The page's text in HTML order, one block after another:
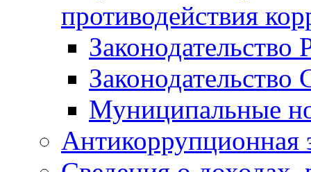
противодействия
Законодательство
Муниципальные
Антикоррупционная